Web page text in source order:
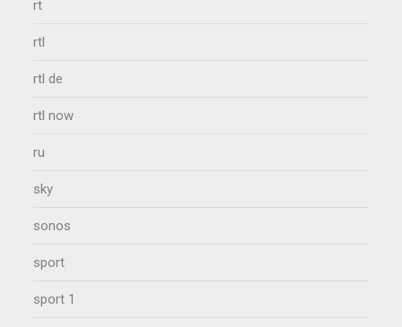
rt
rtl
rtl de
rtl now
ru
sky
sonos
sport
sport 1